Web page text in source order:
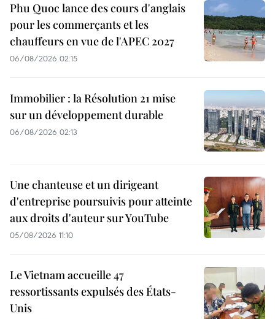
Phu Quoc lance des cours d'anglais
pour les commerçants et les
chauffeurs en vue de l'APEC 2027
06/08/2026 02:15
Immobilier : la Résolution 21 mise
sur un développement durable
06/08/2026 02:13
Une chanteuse et un dirigeant
d'entreprise poursuivis pour atteinte
aux droits d'auteur sur YouTube
05/08/2026 11:10
Le Vietnam accueille 47
ressortissants expulsés des États-
Unis